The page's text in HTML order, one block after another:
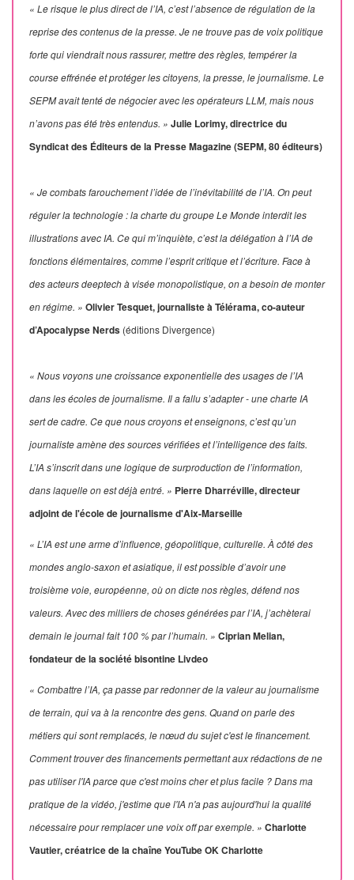
« Le risque le plus direct de l’IA, c’est l’absence de régulation de la
reprise des contenus de la presse. Je ne trouve pas de voix politique
forte qui viendrait nous rassurer, mettre des règles, tempérer la
course effrénée et protéger les citoyens, la presse, le journalisme. Le
SEPM avait tenté de négocier avec les opérateurs LLM, mais nous
n’avons pas été très entendus. » Julie Lorimy, directrice du
Syndicat des Éditeurs de la Presse Magazine (SEPM, 80 éditeurs)
« Je combats farouchement l’idée de l’inévitabilité de l’IA. On peut
réguler la technologie : la charte du groupe Le Monde interdit les
illustrations avec IA. Ce qui m’inquiète, c’est la délégation à l’IA de
fonctions élémentaires, comme l’esprit critique et l’écriture. Face à
des acteurs deeptech à visée monopolistique, on a besoin de monter
en régime. » Olivier Tesquet, journaliste à Télérama, co-auteur
d’Apocalypse Nerds (éditions Divergence)
« Nous voyons une croissance exponentielle des usages de l’IA
dans les écoles de journalisme. Il a fallu s’adapter - une charte IA
sert de cadre. Ce que nous croyons et enseignons, c’est qu’un
journaliste amène des sources vérifiées et l’intelligence des faits.
L’IA s’inscrit dans une logique de surproduction de l’information,
dans laquelle on est déjà entré. » Pierre Dharréville, directeur
adjoint de l'école de journalisme d'Aix-Marseille
« L’IA est une arme d’influence, géopolitique, culturelle. À côté des
mondes anglo-saxon et asiatique, il est possible d’avoir une
troisième voie, européenne, où on dicte nos règles, défend nos
valeurs. Avec des milliers de choses générées par l’IA, j’achèterai
demain le journal fait 100 % par l’humain. » Ciprian Melian,
fondateur de la société bisontine Livdeo
« Combattre l’IA, ça passe par redonner de la valeur au journalisme
de terrain, qui va à la rencontre des gens. Quand on parle des
métiers qui sont remplacés, le nœud du sujet c'est le financement.
Comment trouver des financements permettant aux rédactions de ne
pas utiliser l'IA parce que c'est moins cher et plus facile ? Dans ma
pratique de la vidéo, j'estime que l'IA n'a pas aujourd'hui la qualité
nécessaire pour remplacer une voix off par exemple. » Charlotte
Vautier, créatrice de la chaîne YouTube OK Charlotte